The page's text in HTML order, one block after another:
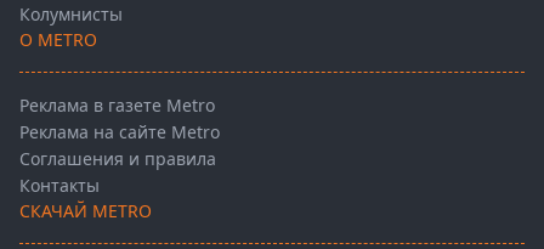
Колумнисты
О METRO
Реклама в газете Metro
Реклама на сайте Metro
Соглашения и правила
Контакты
СКАЧАЙ METRO